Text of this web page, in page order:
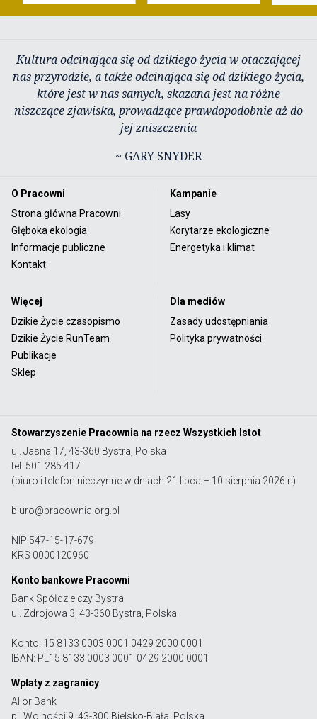
Kultura odcinająca się od dzikiego życia w otaczającej
nas przyrodzie, a także odcinająca się od dzikiego życia,
które jest w nas samych, skazana jest na różne
niszczące zjawiska, prowadzące prawdopodobnie aż do
jej zniszczenia
~ GARY SNYDER
O Pracowni
Strona główna Pracowni
Głęboka ekologia
Informacje publiczne
Kontakt
Kampanie
Lasy
Korytarze ekologiczne
Energetyka i klimat
Więcej
Dzikie Życie czasopismo
Dzikie Życie RunTeam
Publikacje
Sklep
Dla mediów
Zasady udostępniania
Polityka prywatności
Stowarzyszenie Pracownia na rzecz Wszystkich Istot
ul. Jasna 17, 43-360 Bystra, Polska
tel. 501 285 417
(biuro i telefon nieczynne w dniach 21 lipca – 10 sierpnia 2026 r.)
biuro@pracownia.org.pl
NIP 547-15-17-679
KRS 0000120960
Konto bankowe Pracowni
Bank Spółdzielczy Bystra
ul. Zdrojowa 3, 43-360 Bystra, Polska
Konto: 15 8133 0003 0001 0429 2000 0001
IBAN: PL15 8133 0003 0001 0429 2000 0001
Wpłaty z zagranicy
Alior Bank
pl. Wolności 9, 43-300 Bielsko-Biała, Polska